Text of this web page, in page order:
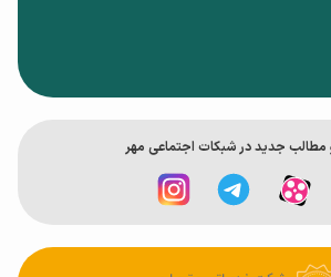
مطالب جدید در شبکات اجتماعی مهر